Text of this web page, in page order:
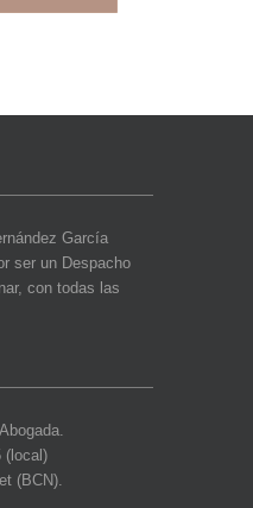
García
ser un Despacho
con todas las
(local)
(BCN).